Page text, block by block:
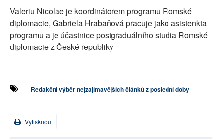
Valeriu Nicolae je koordinátorem programu Romské
diplomacie, Gabriela Hrabaňová pracuje jako asistenkta
programu a je účastnice postgraduálního studia Romské
diplomacie z České republiky
Redakční výběr nejzajímavějších článků z poslední doby
Vytisknout